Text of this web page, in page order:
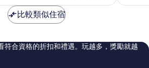
為
馬
極
評
論
比較類似住宿
符合資格的折扣和禮遇。玩越多，獎勵就越